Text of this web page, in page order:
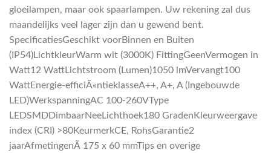
gloeilampen, maar ook spaarlampen. Uw rekening zal dus
maandelijks veel lager zijn dan u gewend bent.
SpecificatiesGeschikt voorBinnen en Buiten
(IP54)LichtkleurWarm wit (3000K) FittingGeenVermogen in
Watt12 WattLichtstroom (Lumen)1050 lmVervangt100
WattEnergie-efficiÃ«ntieklasseA++, A+, A (Ingebouwde
LED)WerkspanningAC 100-260VType
LEDSMDDimbaarNeeLichthoek180 GradenKleurweergave
index (CRI) >80KeurmerkCE, RohsGarantie2
jaarAfmetingenÃ 175 x 60 mmTips en overige